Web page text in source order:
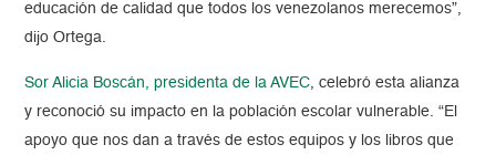
educación de calidad que todos los venezolanos merecemos”,
dijo Ortega.
Sor Alicia Boscán, presidenta de la AVEC , celebró esta alianza
y reconoció su impacto en la población escolar vulnerable. “El
apoyo que nos dan a través de estos equipos y los libros que